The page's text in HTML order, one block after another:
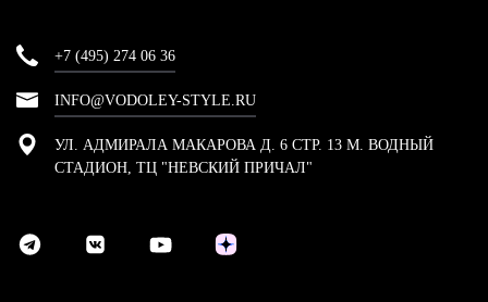
+7 (495) 274 06 36
INFO@VODOLEY-STYLE.RU
УЛ. АДМИРАЛА МАКАРОВА Д. 6 СТР. 13 М. ВОДНЫЙ
СТАДИОН, ТЦ "НЕВСКИЙ ПРИЧАЛ"